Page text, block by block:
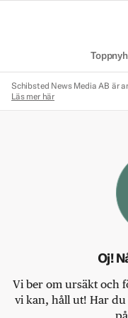
Schibsted News Media AB är
Läs mer här
Oj!
Vi ber om ursäkt och
vi kan, håll ut! Har